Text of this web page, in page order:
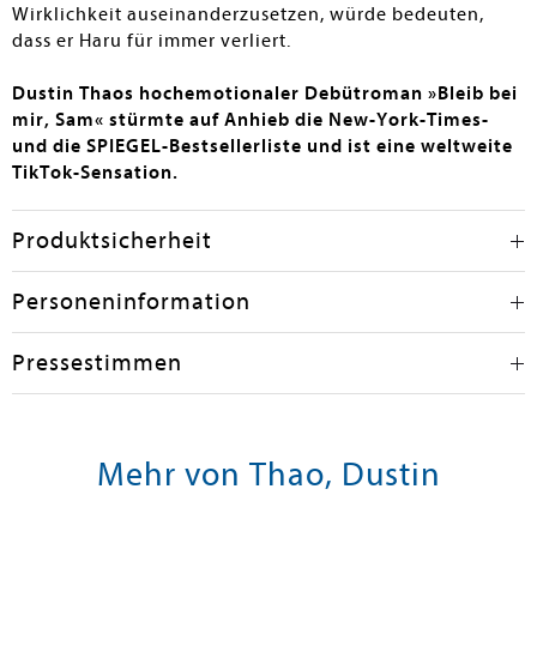
Wirklichkeit auseinanderzusetzen, würde bedeuten,
dass er Haru für immer verliert.
Dustin Thaos hochemotionaler Debütroman »Bleib bei
mir, Sam« stürmte auf Anhieb die New-York-Times-
und die SPIEGEL-Bestsellerliste und ist eine weltweite
TikTok-Sensation.
Produktsicherheit
Personeninformation
Pressestimmen
Mehr von Thao, Dustin